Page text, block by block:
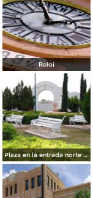
Reloj
Plaza en la entrada norte de Camargo